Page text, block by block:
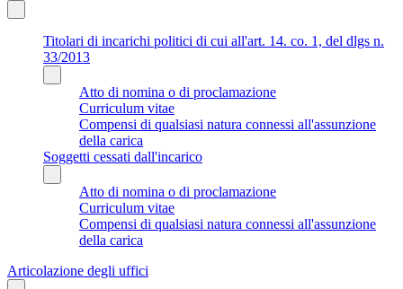
Titolari di incarichi politici di cui all'art. 14. co. 1, del dlgs n.
33/2013
Atto di nomina o di proclamazione
Curriculum vitae
Compensi di qualsiasi natura connessi all'assunzione
della carica
Soggetti cessati dall'incarico
Atto di nomina o di proclamazione
Curriculum vitae
Compensi di qualsiasi natura connessi all'assunzione
della carica
Articolazione degli uffici